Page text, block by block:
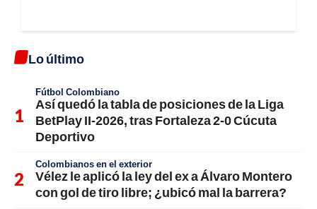
Lo último
Fútbol Colombiano
Así quedó la tabla de posiciones de la Liga
BetPlay II-2026, tras Fortaleza 2-0 Cúcuta
Deportivo
Colombianos en el exterior
Vélez le aplicó la ley del ex a Álvaro Montero
con gol de tiro libre; ¿ubicó mal la barrera?